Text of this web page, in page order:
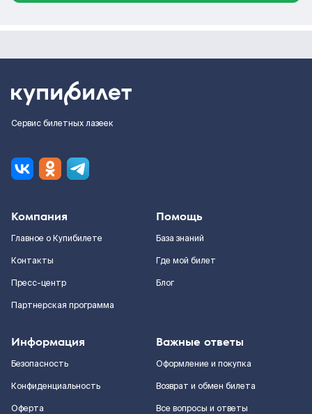
Сервис билетных лазеек
Компания
Главное о Купибилете
Контакты
Пресс-центр
Партнерская программа
Помощь
База знаний
Где мой билет
Блог
Информация
Безопасность
Конфиденциальность
Оферта
Важные ответы
Оформление и покупка
Возврат и обмен билета
Все вопросы и ответы